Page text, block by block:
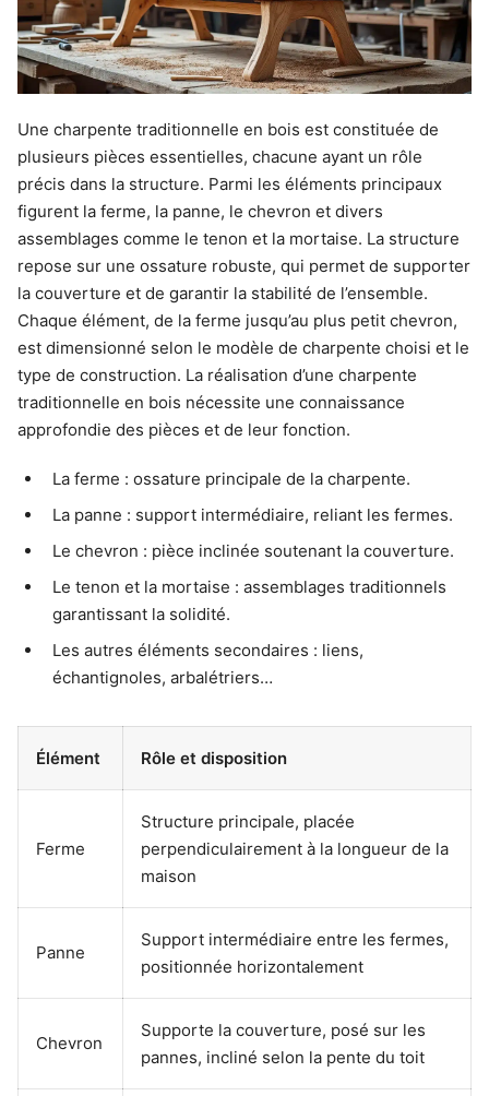
Une charpente traditionnelle en bois est constituée de
plusieurs pièces essentielles, chacune ayant un rôle
précis dans la structure. Parmi les éléments principaux
figurent la ferme, la panne, le chevron et divers
assemblages comme le tenon et la mortaise. La structure
repose sur une ossature robuste, qui permet de supporter
la couverture et de garantir la stabilité de l’ensemble.
Chaque élément, de la ferme jusqu’au plus petit chevron,
est dimensionné selon le modèle de charpente choisi et le
type de construction. La réalisation d’une charpente
traditionnelle en bois nécessite une connaissance
approfondie des pièces et de leur fonction.
La ferme : ossature principale de la charpente.
La panne : support intermédiaire, reliant les fermes.
Le chevron : pièce inclinée soutenant la couverture.
Le tenon et la mortaise : assemblages traditionnels
garantissant la solidité.
Les autres éléments secondaires : liens,
échantignoles, arbalétriers…
Élément Rôle et disposition
Ferme
Structure principale, placée
perpendiculairement à la longueur de la
maison
Panne
Support intermédiaire entre les fermes,
positionnée horizontalement
Chevron
Supporte la couverture, posé sur les
pannes, incliné selon la pente du toit